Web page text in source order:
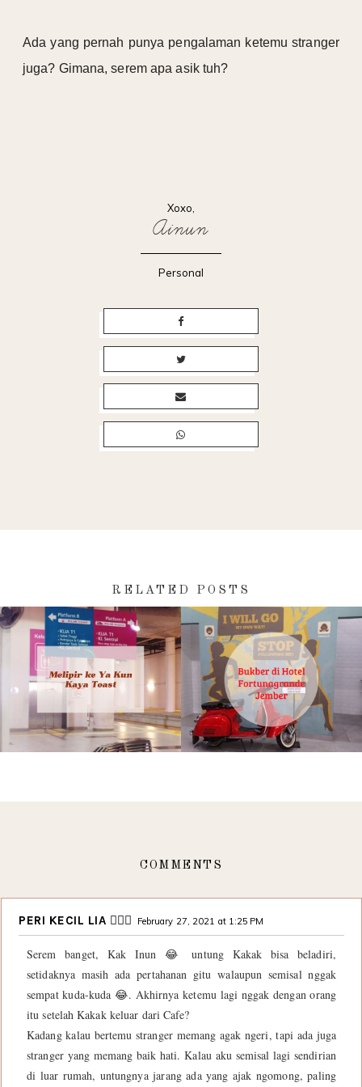
Ada yang pernah punya pengalaman ketemu stranger
juga? Gimana, serem apa asik tuh?
Xoxo,
Ainun
Personal
RELATED POSTS
COMMENTS
PERI KECIL LIA 🧚🏻‍♀️ February 27, 2021 at 1:25 PM
Serem banget, Kak Inun 😂 untung Kakak bisa beladiri,
setidaknya masih ada pertahanan gitu walaupun semisal nggak
sempat kuda-kuda 😂. Akhirnya ketemu lagi nggak dengan orang
itu setelah Kakak keluar dari Cafe?
Kadang kalau bertemu stranger memang agak ngeri, tapi ada juga
stranger yang memang baik hati. Kalau aku semisal lagi sendirian
di luar rumah, untungnya jarang ada yang ajak ngomong, paling